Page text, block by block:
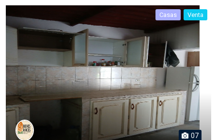
Casas Venta
07